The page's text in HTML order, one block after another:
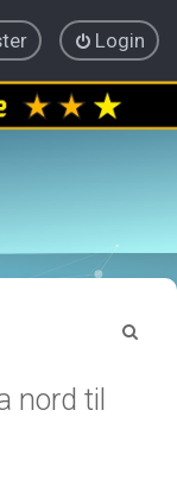
Login
nord til